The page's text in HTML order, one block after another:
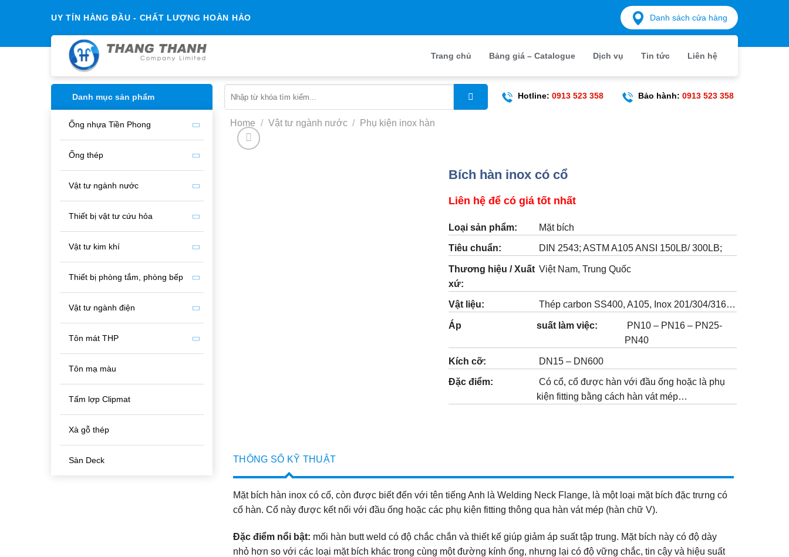
UY TÍN HÀNG ĐẦU - CHẤT LƯỢNG HOÀN HẢO Danh sách cửa hàng
Trang chủ Bảng giá – Catalogue Dịch vụ Tin tức Liên hệ
Danh mục sản phẩm
Ống nhựa Tiền Phong
Ống thép
Vật tư ngành nước
Thiết bị vật tư cứu hỏa
Vật tư kim khí
Thiết bị phòng tắm, phòng bếp
Vật tư ngành điện
Tôn mát THP
Tôn mạ màu
Tấm lợp Clipmat
Xà gỗ thép
Sàn Deck
for:
Hotline: 0913 523 358 Bảo hành: 0913 523 358
Home / Vật tư ngành nước / Phụ kiện inox hàn
Bích hàn inox có cổ
Liên hệ để có giá tốt nhất
Loại sản phẩm: Mặt bích
Tiêu chuẩn: DIN 2543; ASTM A105 ANSI 150LB/ 300LB;
Thương hiệu / Xuất
xứ:
Việt Nam, Trung Quốc
Vật liệu: Thép carbon SS400, A105, Inox 201/304/316…
Áp suất làm việc:
PN10 – PN16 – PN25-
PN40
Kích cỡ: DN15 – DN600
Đặc điểm:
Có cổ, cổ được hàn với đầu ống hoặc là phụ
kiện fitting bằng cách hàn vát mép…
THÔNG SỐ KỸ THUẬT
Mặt bích hàn inox có cổ, còn được biết đến với tên tiếng Anh là Welding Neck Flange, là một loại mặt bích đặc trưng có
cổ hàn. Cổ này được kết nối với đầu ống hoặc các phụ kiện fitting thông qua hàn vát mép (hàn chữ V).
Đặc điểm nổi bật: mối hàn butt weld có độ chắc chắn và thiết kế giúp giảm áp suất tập trung. Mặt bích này có độ dày
nhỏ hơn so với các loại mặt bích khác trong cùng một đường kính ống, nhưng lại có độ vững chắc, tin cậy và hiệu suất